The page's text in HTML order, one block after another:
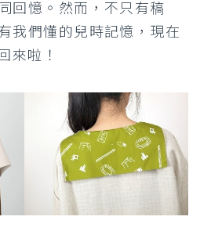
回憶。然而，不只有稿
我們懂的兒時記憶，現在
來啦！